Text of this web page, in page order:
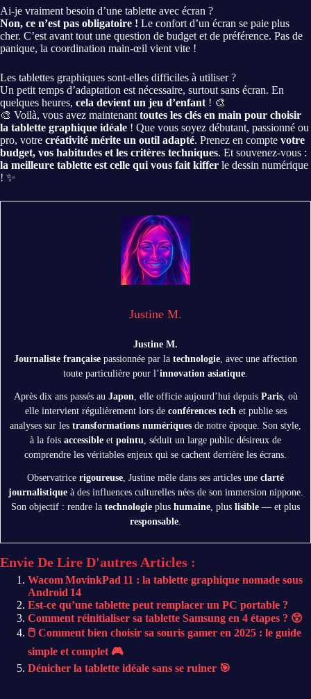
Ai-je vraiment besoin d’une tablette avec écran ?
Non, ce n’est pas obligatoire ! Le confort d’un écran se paie plus
cher. C’est avant tout une question de budget et de préférence. Pas de
panique, la coordination main-œil vient vite !
Les tablettes graphiques sont-elles difficiles à utiliser ?
Un petit temps d’adaptation est nécessaire, surtout sans écran. En
quelques heures, cela devient un jeu d’enfant ! 🎨
🎨 Voilà, vous avez maintenant toutes les clés en main pour choisir
la tablette graphique idéale ! Que vous soyez débutant, passionné ou
pro, votre créativité mérite un outil adapté. Prenez en compte votre
budget, vos habitudes et les critères techniques. Et souvenez-vous :
la meilleure tablette est celle qui vous fait kiffer le dessin numérique
! ✨
Justine M.
Justine M.
Journaliste française passionnée par la technologie , avec une affection
toute particulière pour l’innovation asiatique
Après dix ans passés au Japon , elle officie aujourd’hui depuis Paris, où
elle intervient régulièrement lors de conférences tech et publie ses
analyses sur les transformations numériques de notre époque. Son style,
à la fois accessible et pointu , séduit un large public désireux de
comprendre les véritables enjeux qui se cachent derrière les écrans.
Observatrice rigoureuse , Justine mêle dans ses articles une clarté
journalistiqueà des influences culturelles nées de son immersion nippone.
Son objectif : rendre la technologie plus humaine , plus lisible — et plus
responsable
Envie De Lire D'autres Articles :
Wacom MovinkPad 11 : la tablette graphique nomade sous
Android 14
Est-ce qu’une tablette peut remplacer un PC portable ?
Comment réinitialiser sa tablette Samsung en 4 étapes ? 😲
🖱️ Comment bien choisir sa souris gamer en 2025 : le guide
simple et complet 🎮
Dénicher la tablette idéale sans se ruiner 🎯